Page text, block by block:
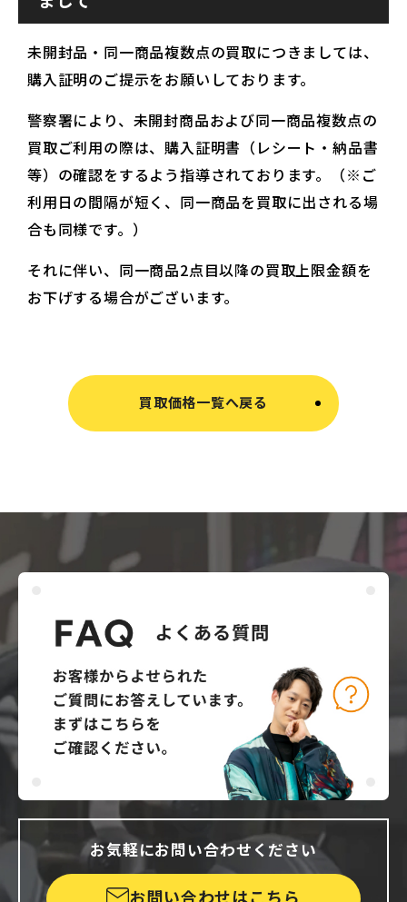
未開封品・同一商品複数点の買取につきましては、
購入証明のご提示をお願いしております。
警察署により、未開封商品および同一商品複数点の
買取ご利用の際は、購入証明書（レシート・納品書
等）の確認をするよう指導されております。（※ご
利用日の間隔が短く、同一商品を買取に出される場
合も同様です。）
それに伴い、同一商品2点目以降の買取上限金額を
お下げする場合がございます。
買取価格一覧へ戻る
お気軽にお問い合わせください
お問い合わせはこちら